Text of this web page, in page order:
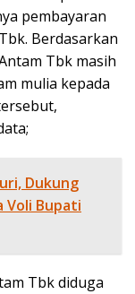
pembayaran
Berdasarkan
Tbk masih
mulia kepada
Dukung
Voli Bupati
Tbk diduga